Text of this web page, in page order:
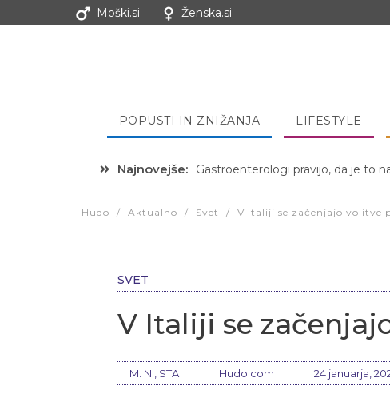
Moški.si Ženska.si
POPUSTI IN ZNIŽANJA LIFESTYLE
Najnovejše: Gastroenterologi pravijo, da je to
Hudo / Aktualno / Svet / V Italiji se začenjajo volitve
SVET
V Italiji se
M. N., STA Hudo.com 24 januarja,